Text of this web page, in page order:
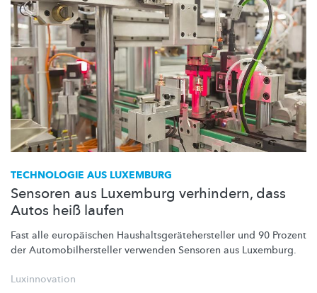
TECHNOLOGIE AUS LUXEMBURG
Sensoren aus Luxemburg verhindern, dass
Autos heiß laufen
Fast alle europäischen Haushaltsgerätehersteller und 90 Prozent
der Automobilhersteller verwenden Sensoren aus Luxemburg.
Luxinnovation